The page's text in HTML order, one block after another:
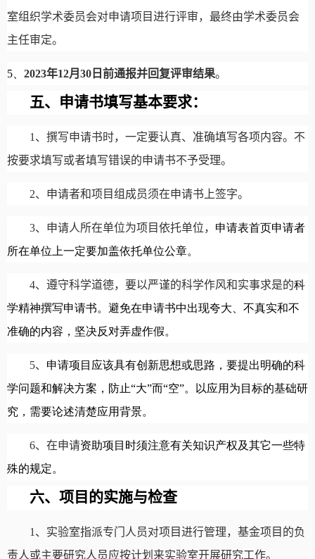
室组织学术委员会对申请项目进行评审，最终由学术委员会
主任审定。
5、 2023年12月 30 日前通报并回复评审结果。
五、申请书填写基本要求：
1 、撰写申请书时，一定要认真、准确填写各项内容。不
按要求填写或者填写错误的申请书不予受理。
2、申请者和项目组成员须在申请书上签字。
3、申请人所在单位为项目依托单位， 申请表首页申请者
所在单位上一定要加盖依托单位公章。
4、遵守科学道德，要以严谨的科学作风和实事求是的科
学精神撰写申请书。避免在申请书中出现夸大、不真实和不
准确的内容，坚决反对弄虚作假。
5、 申请项目应该具有创新思想或思路，要提出明确的科
学问题和解决方案，防止“大”而“空”。以应用为目标的基础研
究，需要论述清楚应用背景。
6、在申请资助项目时须注意有关知识产权及其它一些特
殊的规定。
六、项目的实施与检查
1 、实验室指派专门人员对项目进行管理，基金项目的负
责人或主要研究人员应按计划来实验室开展研究工作。